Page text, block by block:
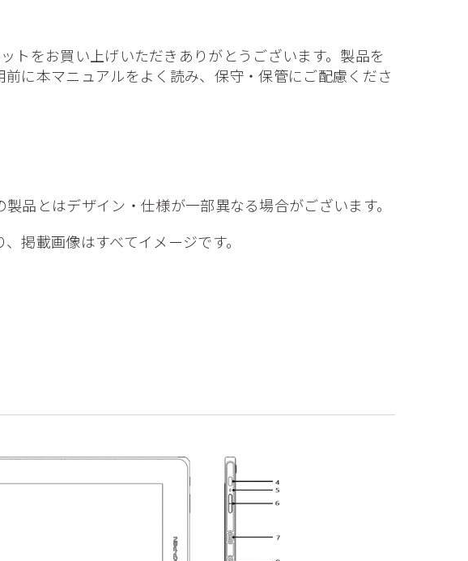
トをお買い上げいただきありがとうございます。製品を
に本マニュアルをよく読み、保守・保管にご配慮くださ
品とはデザイン・仕様が一部異なる場合がございます。
掲載画像はすべてイメージです。